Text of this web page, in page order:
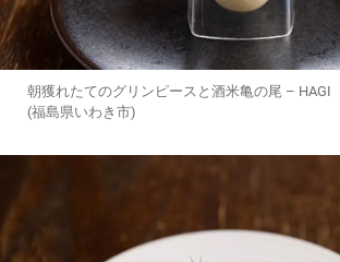
朝獲れたてのグリンピースと酒米亀の尾 – HAGI
(福島県いわき市)